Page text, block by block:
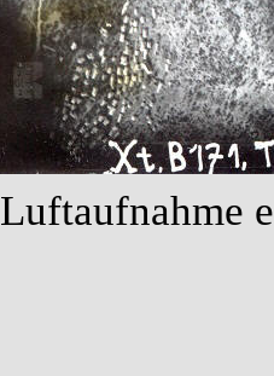
Luftaufnahme